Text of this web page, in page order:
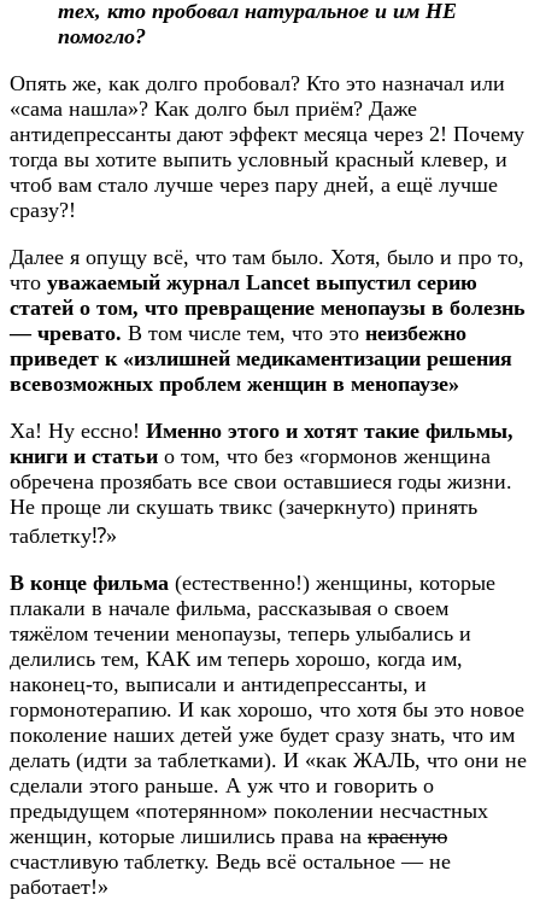
тех, кто пробовал натуральное и им НЕ
помогло?
Опять же, как долго пробовал? Кто это назначал или
«сама нашла»? Как долго был приём? Даже
антидепрессанты дают эффект месяца через 2! Почему
тогда вы хотите выпить условный красный клевер, и
чтоб вам стало лучше через пару дней, а ещё лучше
сразу?!
Далее я опущу всё, что там было. Хотя, было и про то,
что уважаемый журнал Lancet выпустил серию
статей о том, что превращение менопаузы в болезнь
— чревато. В том числе тем, что это неизбежно
приведет к «излишней медикаментизации решения
всевозможных проблем женщин в менопаузе»
Ха! Ну ессно! Именно этого и хотят такие фильмы,
книги и статьи о том, что без «гормонов женщина
обречена прозябать все свои оставшиеся годы жизни.
Не проще ли скушать твикс (зачеркнуто) принять
таблетку⁉️»
В конце фильма (естественно!) женщины, которые
плакали в начале фильма, рассказывая о своем
тяжёлом течении менопаузы, теперь улыбались и
делились тем, КАК им теперь хорошо, когда им,
наконец-то, выписали и антидепрессанты, и
гормонотерапию. И как хорошо, что хотя бы это новое
поколение наших детей уже будет сразу знать, что им
делать (идти за таблетками). И «как ЖАЛЬ, что они не
сделали этого раньше. А уж что и говорить о
предыдущем «потерянном» поколении несчастных
женщин, которые лишились права на красную
счастливую таблетку. Ведь всё остальное — не
работает!»